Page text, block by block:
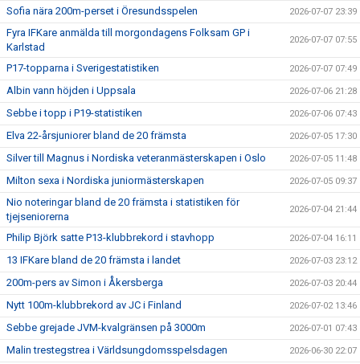
Sofia nära 200m-perset i Öresundsspelen 2026-07-07 23:39
Fyra IFKare anmälda till morgondagens Folksam GP i
Karlstad
2026-07-07 07:55
P17-topparna i Sverigestatistiken 2026-07-07 07:49
Albin vann höjden i Uppsala 2026-07-06 21:28
Sebbe i topp i P19-statistiken 2026-07-06 07:43
Elva 22-årsjuniorer bland de 20 främsta 2026-07-05 17:30
Silver till Magnus i Nordiska veteranmästerskapen i Oslo 2026-07-05 11:48
Milton sexa i Nordiska juniormästerskapen 2026-07-05 09:37
Nio noteringar bland de 20 främsta i statistiken för
tjejseniorerna
2026-07-04 21:44
Philip Björk satte P13-klubbrekord i stavhopp 2026-07-04 16:11
13 IFKare bland de 20 främsta i landet 2026-07-03 23:12
200m-pers av Simon i Åkersberga 2026-07-03 20:44
Nytt 100m-klubbrekord av JC i Finland 2026-07-02 13:46
Sebbe grejade JVM-kvalgränsen på 3000m 2026-07-01 07:43
Malin trestegstrea i Världsungdomsspelsdagen 2026-06-30 22:07